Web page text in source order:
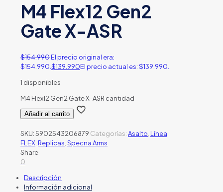
M4 Flex12 Gen2
Gate X-ASR
$154.990El precio original era:
$154.990. $139.990El precio actual es: $139.990.
1 disponibles
M4 Flex12 Gen2 Gate X-ASR cantidad
Añadir al carrito
SKU:5902543206879 Categorías:Asalto Línea
FLEX Replicas Specna Arms
Share
0
Descripción
Información adicional